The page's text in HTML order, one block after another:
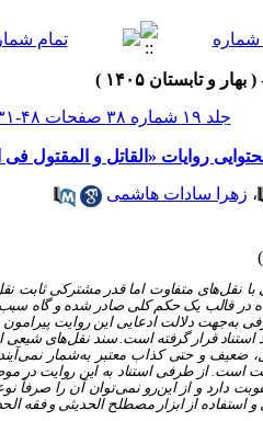
جلد ۱۹ شماره ۳۸ صفحات ۴۸-۳۱
روایات «القاتل و المقتول فی
، زهرا سادات هاشمی
با نقل‌های متفاوت اما قدر مشترکی ثابت
در قالب یک حکم کلی صادر شده و گاه
به‌جهت دلالت ادعایی این روایت
قرار گرفته است. سند نقل‌های
ضعیف و حتی کذاب معتبر به‌شمار
است. از طرفی استناد به این روایت در
دارد و از این‌رو نمی‌توان آن را صرفاً
و استفاده از ابزار مصطلح الحدیثی و